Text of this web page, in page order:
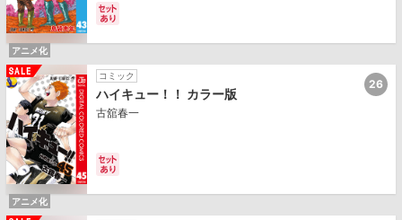
アニメ化
コミック
ハイキュー！！ カラー版
古舘春一
26
アニメ化